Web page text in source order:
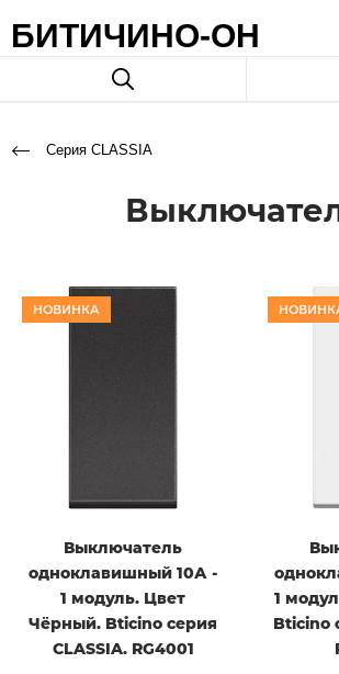
БИТИЧИНО-ОН
Серия CLASSIA
НОВИНКА
Выключатель
одноклавишный 10А -
1 модуль. Цвет
Чёрный. Bticino серия
CLASSIA. RG4001
1
Bticino